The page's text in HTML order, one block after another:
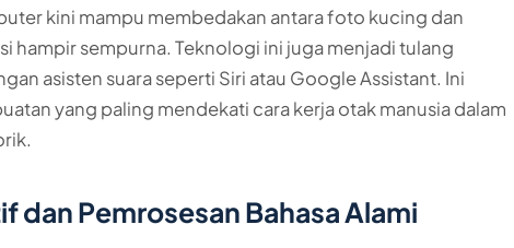
kini mampu membedakan antara foto kucing dan
hampir sempurna. Teknologi ini juga menjadi tulang
asisten suara seperti Siri atau Google Assistant. Ini
yang paling mendekati cara kerja otak manusia dalam
dan Pemrosesan Bahasa Alami